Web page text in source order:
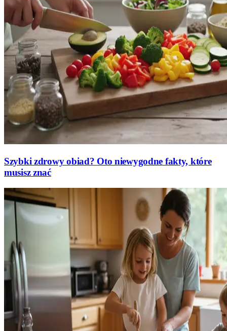
Szybki zdrowy obiad? Oto niewygodne fakty, które
musisz znać